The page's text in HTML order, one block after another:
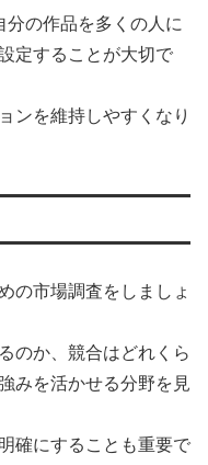
の作品を多くの人に
定することが大切で
ンを維持しやすくなり
の市場調査をしましょ
のか、競合はどれくら
みを活かせる分野を見
確にすることも重要で